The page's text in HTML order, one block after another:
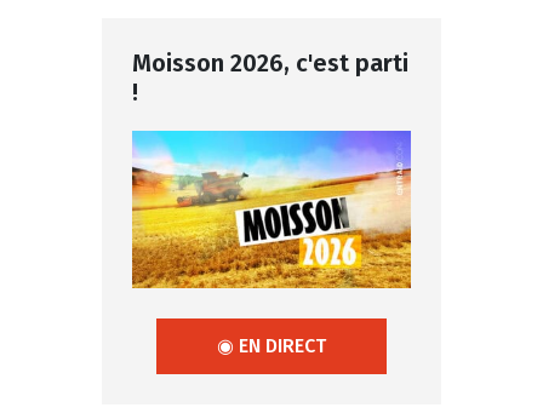
Moisson 2026, c'est parti
!
◉ EN DIRECT